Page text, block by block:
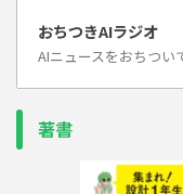
おちつきAIラジオ
AIニュースをおちつい
著書